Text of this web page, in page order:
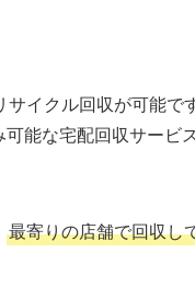
イクル回収が可能で
能な宅配回収サービ
最寄りの店舗で回収し